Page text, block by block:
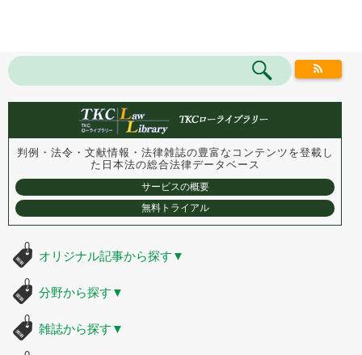
判例・法令・文献情報・法律雑誌の豊富なコンテンツを登載し
た 日本法の総合法律データベース
サービスの概要
無料トライアル
オリジナル記事から探す ▼
分野から探す ▼
雑誌から探す ▼